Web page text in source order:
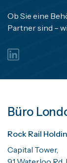
Ob Sie eine
Partner sind –
Büro
Rock Rail
Capital Tower,